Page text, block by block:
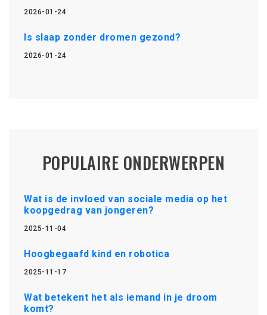
2026-01-24
Is slaap zonder dromen gezond?
2026-01-24
POPULAIRE ONDERWERPEN
Wat is de invloed van sociale media op het
koopgedrag van jongeren?
2025-11-04
Hoogbegaafd kind en robotica
2025-11-17
Wat betekent het als iemand in je droom
komt?